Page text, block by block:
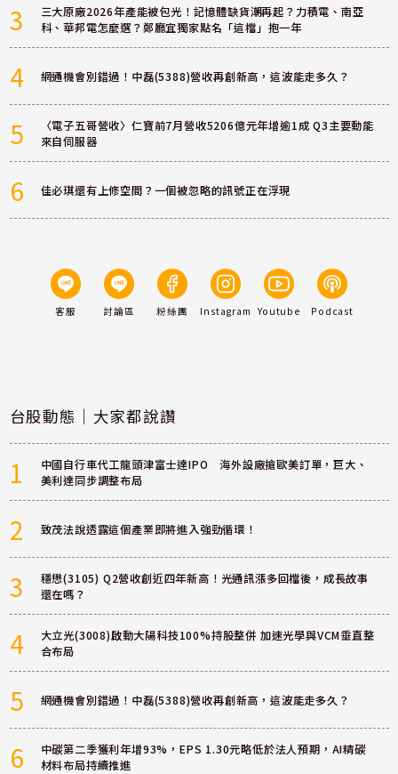
3
三大原廠2026年產能被包光！記憶體缺貨潮再起？力積電、南亞
科、華邦電怎麼選？鄭廳宜獨家點名「這檔」抱一年
4 網通機會別錯過！中磊(5388)營收再創新高，這波能走多久？
5
〈電子五哥營收〉仁寶前7月營收5206億元年增逾1成 Q3主要動能
來自伺服器
6 佳必琪還有上修空間？一個被忽略的訊號正在浮現
客服 討論區 粉絲團 Instagram Youtube Podcast
台股動態｜大家都說讚
1
中國自行車代工龍頭津富士達IPO 海外設廠搶歐美訂單，巨大、
美利達同步調整布局
2 致茂法說透露這個產業即將進入強勁循環！
3
穩懋(3105) Q2營收創近四年新高！光通訊漲多回檔後，成長故事
還在嗎？
4
大立光(3008)啟動大陽科技100%持股整併 加速光學與VCM垂直整
合布局
5 網通機會別錯過！中磊(5388)營收再創新高，這波能走多久？
6
中碳第二季獲利年增93%，EPS 1.30元略低於法人預期，AI精碳
材料布局持續推進